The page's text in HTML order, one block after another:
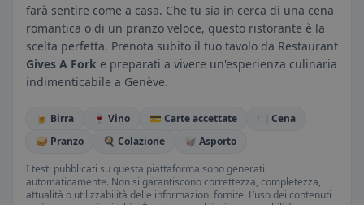
farà sentire come a casa. Che tu sia in cerca di una cena
romantica o di un pranzo veloce, questo ristorante è la
scelta perfetta. Prenota subito il tuo tavolo da Restaurant
Gives A Fork e preparati a vivere un'esperienza culinaria
indimenticabile a Genève.
🍺 Birra 🍷 Vino 💳 Carte accettate
🍽️ Cena
🥪 Pranzo
🍳 Colazione
🥡 Asporto
I testi pubblicati su questa piattaforma sono generati
automaticamente. Non si garantiscono correttezza, completezza,
attualità o utilizzabilità delle informazioni fornite. L’uso dei contenuti